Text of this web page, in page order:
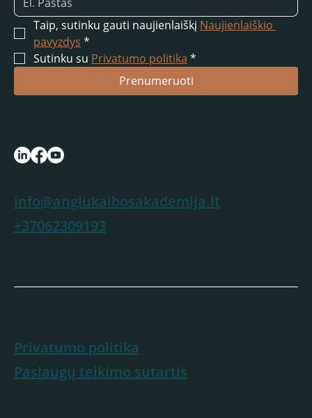
Privatumo politika
Paslaugų teikimo sutartis
info@anglukalbosakademija.lt
+37062309193
Taip, sutinku gauti naujienlaiškį Naujienlaiškio
pavyzdys *
Sutinku su Privatumo politika *
Prenumeruoti